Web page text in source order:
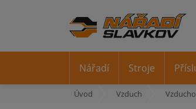
Úvod Vzduch
Nářadí Stroje